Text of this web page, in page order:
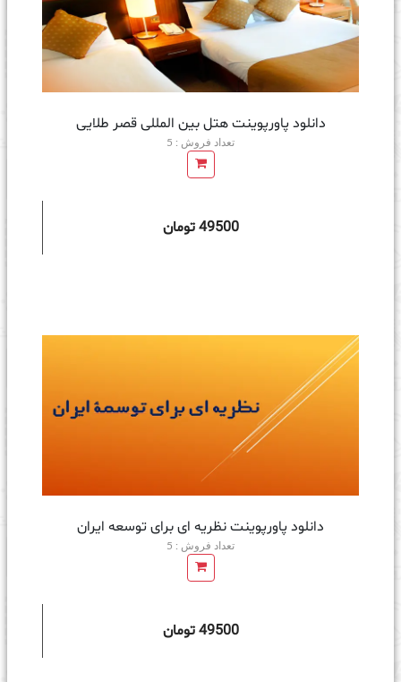
دانلود پاورپوینت هتل بین المللی قصر طلایی
تعداد فروش : 5
49500 تومان
دانلود پاورپوینت نظریه ای برای توسعه ایران
تعداد فروش : 5
49500 تومان